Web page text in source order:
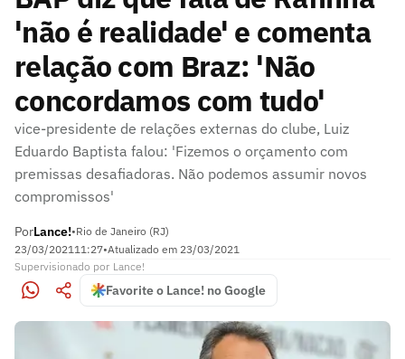
'não é realidade' e comenta
relação com Braz: 'Não
concordamos com tudo'
vice-presidente de relações externas do clube, Luiz
Eduardo Baptista falou: 'Fizemos o orçamento com
premissas desafiadoras. Não podemos assumir novos
compromissos'
PorLance!•Rio de Janeiro (RJ)
23/03/202111:27•Atualizado em 23/03/2021
Supervisionado por Lance!
Favorite o Lance! no Google